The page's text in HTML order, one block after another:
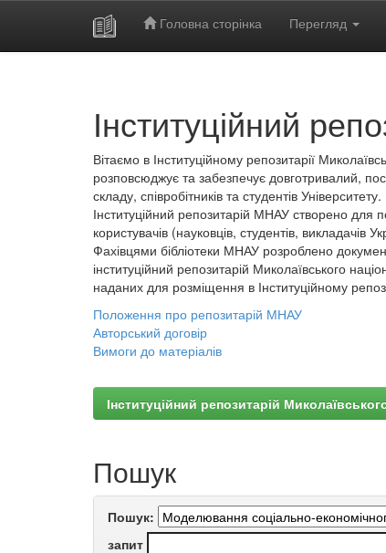
Головна сторінка Перегляд
Інституційний
Вітаємо в Інституційному репозитарії
розповсюджує та забезпечує довготривалий,
складу, співробітників та студентів Університету.
Інституційний репозитарій МНАУ створено для
користувачів (науковців, студентів, викладачів
Фахівцями бібліотеки МНАУ розроблено
інституційний репозитарій Миколаївського
наданих для розміщення в Інституційному
Положення про репозитарій МНАУ
Авторський договір
Вимоги до матеріалів
Інституційний репозитарій
Пошук
Пошук:
запит